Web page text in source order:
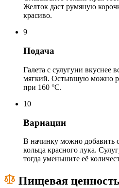
Желток даст румяную
красиво.
9
Подача
Галета с сулугуни вкуснее
мягкий. Остывшую можно
при 160 °С.
10
Вариации
В начинку можно добавить
кольца красного лука.
тогда уменьшите её
Пищевая